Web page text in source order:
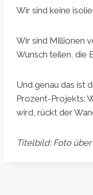
Wir sind keine
Wir sind Millionen
Wunsch teilen, die
Und genau das ist
Prozent-Projekts:
wird, rückt der
Titelbild: Foto über